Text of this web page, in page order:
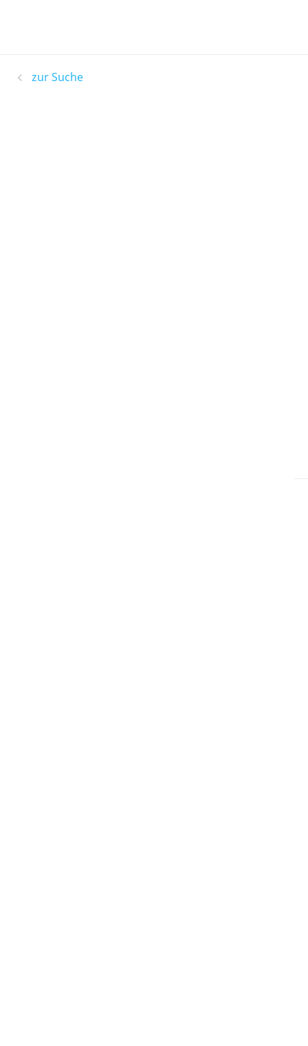
zur Suche